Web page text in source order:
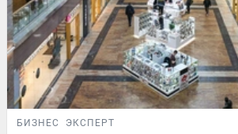
БИЗНЕС ЭКСПЕРТ